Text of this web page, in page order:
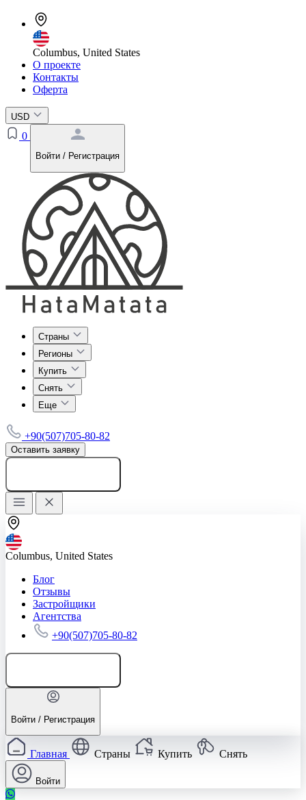
Columbus, United States
О проекте
Контакты
Оферта
USD
0
Войти / Регистрация
Страны
Регионы
Купить
Снять
Еще
+90(507)705-80-82
Оставить заявку
Columbus, United States
Блог
Отзывы
Застройщики
Агентства
+90(507)705-80-82
Войти / Регистрация
Главная Страны Купить Снять
Войти